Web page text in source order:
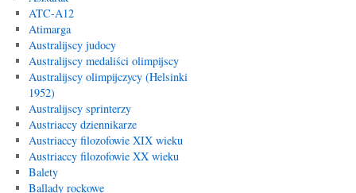
ATC-A12
Atimarga
Australijscy judocy
Australijscy medaliści olimpijscy
Australijscy olimpijczycy (Helsinki
1952)
Australijscy sprinterzy
Austriaccy dziennikarze
Austriaccy filozofowie XIX wieku
Austriaccy filozofowie XX wieku
Balety
Ballady rockowe